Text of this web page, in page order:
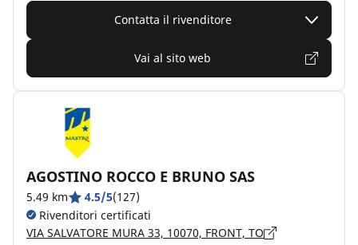
Contatta il rivenditore
Vai al sito web
AGOSTINO ROCCO E BRUNO SAS
5.49 km 4.5/5(127)
Rivenditori certificati
VIA SALVATORE MURA 33, 10070, FRONT, TO